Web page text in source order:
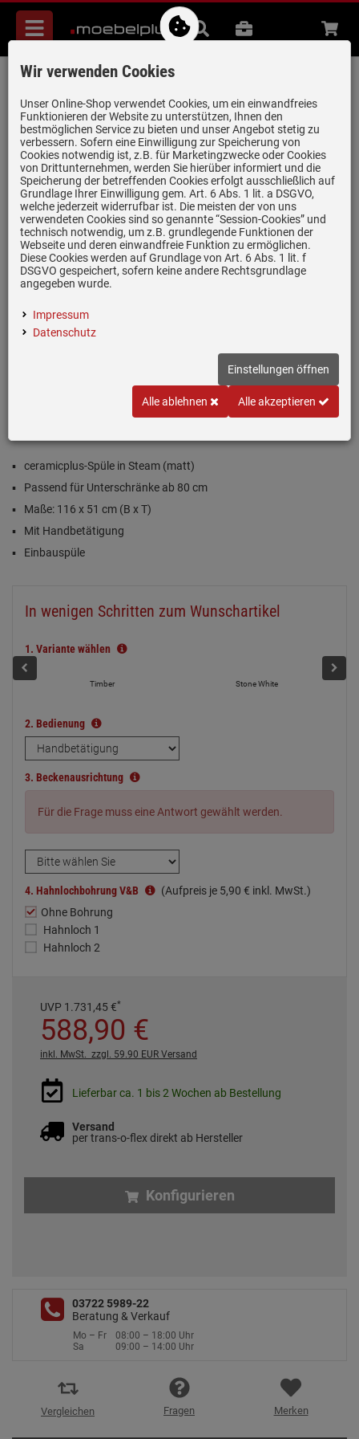
Menü
Suche
B2B Beratung
Villeroy & Boch Architectura 80 3380 01
SM Steam Keramikspüle Handbetätigung
Artikel-Nummer:19964735 | Herstellernummer: 338001SM |
EAN:4051202981426
ceramicplus-Spüle in Steam (matt)
Passend für Unterschränke ab 80 cm
Maße: 116 x 51 cm (B x T)
Mit Handbetätigung
Einbauspüle
In wenigen Schritten zum Wunschartikel
1. Variante wählen
Timber Stone White
2. Bedienung
3. Beckenausrichtung
Für die Frage muss eine Antwort gewählt werden.
4. Hahnlochbohrung V&B (Aufpreis je 5,90 € inkl. MwSt.)
Ohne Bohrung
Hahnloch 1
Hahnloch 2
UVP 1.731,45€*
588,90 €
inkl. MwSt. zzgl. 59.90 EUR Versand
Lieferbar ca. 1 bis 2 Wochen ab Bestellung
Versand
per trans-o-flex direkt ab Hersteller
Konfigurieren
03722 5989-22
Beratung & Verkauf
Mo – Fr
08:00 – 18:00 Uhr
Sa
09:00 – 14:00 Uhr
Vergleichen Fragen Merken
Wir verwenden Cookies
Unser Online-Shop verwendet Cookies, um ein einwandfreies
Funktionieren der Website zu unterstützen, Ihnen den
bestmöglichen Service zu bieten und unser Angebot stetig zu
verbessern. Sofern eine Einwilligung zur Speicherung von
Cookies notwendig ist, z.B. für Marketingzwecke oder Cookies
von Drittunternehmen, werden Sie hierüber informiert und die
Speicherung der betreffenden Cookies erfolgt ausschließlich auf
Grundlage Ihrer Einwilligung gem. Art. 6 Abs. 1 lit. a DSGVO,
welche jederzeit widerrufbar ist. Die meisten der von uns
verwendeten Cookies sind so genannte “Session-Cookies” und
technisch notwendig, um z.B. grundlegende Funktionen der
Webseite und deren einwandfreie Funktion zu ermöglichen.
Diese Cookies werden auf Grundlage von Art. 6 Abs. 1 lit. f
DSGVO gespeichert, sofern keine andere Rechtsgrundlage
angegeben wurde.
Impressum
Datenschutz
Einstellungen öffnen
Alle ablehnen Alle akzeptieren